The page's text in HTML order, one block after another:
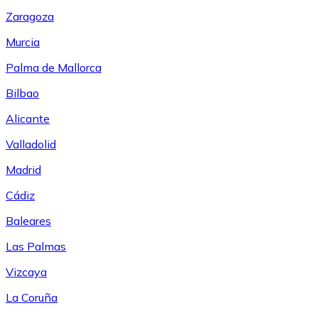
Zaragoza
Murcia
Palma de Mallorca
Bilbao
Alicante
Valladolid
Madrid
Cádiz
Baleares
Las Palmas
Vizcaya
La Coruña